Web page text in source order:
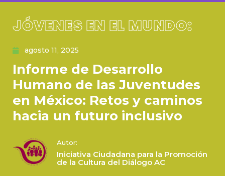
JÓVENES EN EL MUNDO:
agosto 11, 2025
Informe de Desarrollo
Humano de las Juventudes
en México: Retos y caminos
hacia un futuro inclusivo
Autor:
Iniciativa Ciudadana para la Promoción
de la Cultura del Diálogo AC